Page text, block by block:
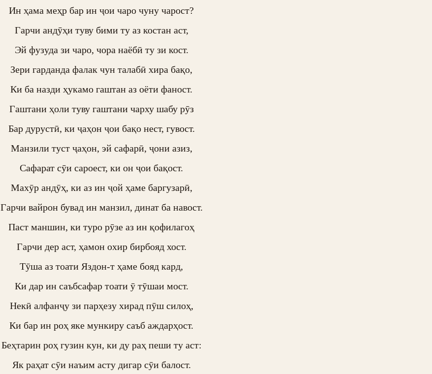
Ин ҳама меҳр бар ин ҷои чаро чуну чарост?
Гарчи андӯҳи туву бими ту аз костан аст,
Эй фузуда зи чаро, чора наёбӣ ту зи кост.
Зери гарданда фалак чун талабӣ хира бақо,
Ки ба назди ҳукамо гаштан аз оёти фаност.
Гаштани ҳоли туву гаштани чарху шабу рӯз
Бар дурустӣ, ки ҷаҳон ҷои бақо нест, гувост.
Манзили туст ҷаҳон, эй сафарӣ, ҷони азиз,
Сафарат сӯи сароест, ки он ҷои бақост.
Махӯр андӯҳ, ки аз ин ҷой ҳаме баргузарӣ,
Гарчи вайрон бувад ин манзил, динат ба навост.
Паст маншин, ки туро рӯзе аз ин қофилагоҳ
Гарчи дер аст, ҳамон охир бирбояд хост.
Тӯша аз тоати Яздон-т ҳаме бояд кард,
Ки дар ин саъбсафар тоати ӯ тӯшаи мост.
Некӣ алфанҷу зи парҳезу хирад пӯш силоҳ,
Ки бар ин роҳ яке мункиру саъб аждарҳост.
Беҳтарин роҳ гузин кун, ки ду раҳ пеши ту аст:
Як раҳат сӯи наъим асту дигар сӯи балост.